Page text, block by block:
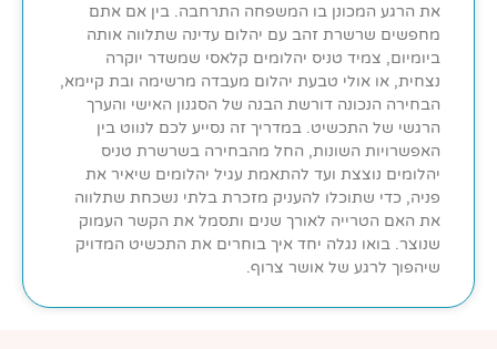
את הרגע המכונן בו המשפחה התרחבה. בין אם אתם
מחפשים שרשרת זהב עם יהלום עדינה שתלווה אותה
ביומיום, צמיד טניס יהלומים קלאסי שמשדר יוקרה
נצחית, או אולי טבעת יהלום מעבדה מרשימה ובת קיימא,
הבחירה הנכונה דורשת הבנה של הסגנון האישי והערך
הרגשי של התכשיט. במדריך זה נסייע לכם לנווט בין
האפשרויות השונות, החל מהבחירה בשרשרת טניס
יהלומים נוצצת ועד להתאמת עגיל יהלומים שיאיר את
פניה, כדי שתוכלו להעניק מזכרת בלתי נשכחת שתלווה
את האם הטרייה לאורך שנים ותסמל את הקשר העמוק
שנוצר. בואו נגלה יחד איך בוחרים את התכשיט המדויק
שיהפוך לרגע של אושר צרוף.